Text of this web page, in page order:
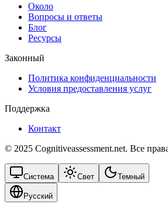
Около
Вопросы и ответы
Блог
Ресурсы
Законный
Политика конфиденциальности
Условия предоставления услуг
Поддержка
Контакт
© 2025 Cognitiveassessment.net. Все
Система Свет Темный
Русский